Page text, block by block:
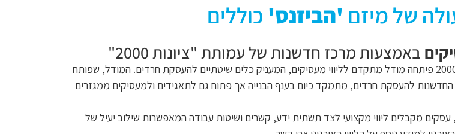
של מיזם 'הביזנס' כוללים
באמצעות מרכז חדשנות של עמותת "ציונות 2000"
עמותת ציונות 2000 פיתחה מודל מתקדם לליווי מעסיקים, המעניק כלים שיטתיים להעסקת חרדים. המודל, שפותח
להעסקת חרדים, מתמקד כיום בענף הבנייה אך פתוח גם לתאגידים ולמעסיקים ממגזרים
עסקים מקבלים ליווי מקצועי לצד תשתית ידע, קשרים ושיטות עבודה המאפשרות שילוב יעיל של